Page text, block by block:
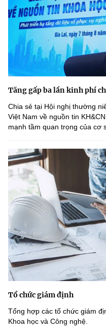
Tăng gấp ba lần kinh phí
Chia sẻ tại Hội nghị thường
Việt Nam về nguồn tin
mạnh tầm quan trọng của cơ
Tổ chức giám định
Tổng hợp các tổ chức giám
Khoa học và Công nghệ.